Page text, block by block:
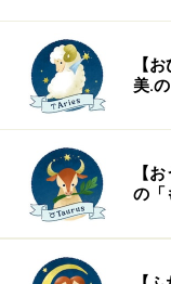
【
美.
【
の「